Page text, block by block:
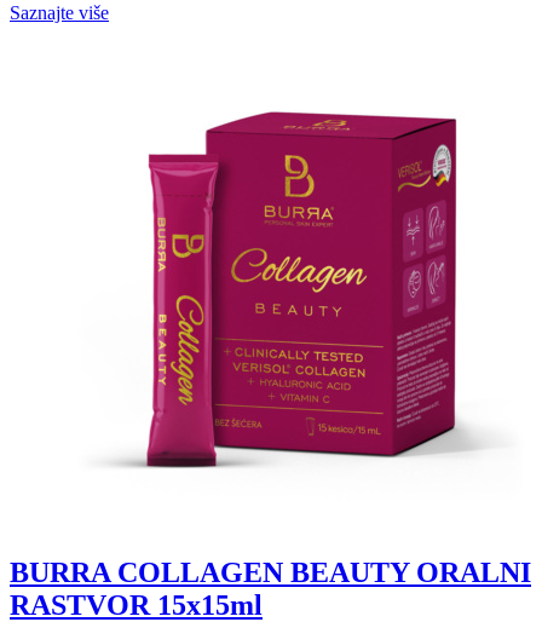
Saznajte više
BURRA COLLAGEN BEAUTY ORALNI
RASTVOR 15x15ml